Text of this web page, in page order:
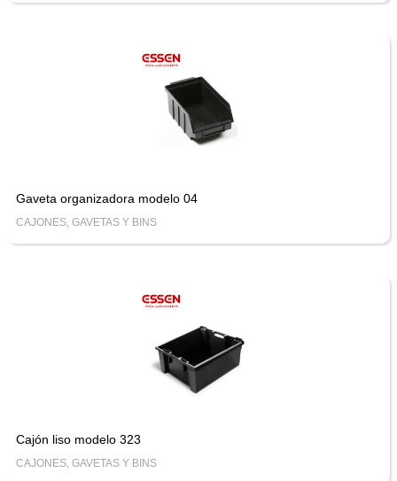
Gaveta organizadora modelo 04
CAJONES, GAVETAS Y BINS
Cajón liso modelo 323
CAJONES, GAVETAS Y BINS